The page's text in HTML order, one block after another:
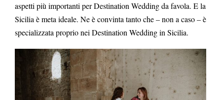
aspetti più importanti per Destination Wedding da favola. E la
Sicilia è meta ideale. Ne è convinta tanto che – non a caso – è
specializzata proprio nei Destination Wedding in Sicilia.